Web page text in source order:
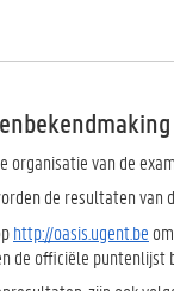
organisatie van de
de resultaten
http://oasis.ugent.be
de officiële puntenlijst